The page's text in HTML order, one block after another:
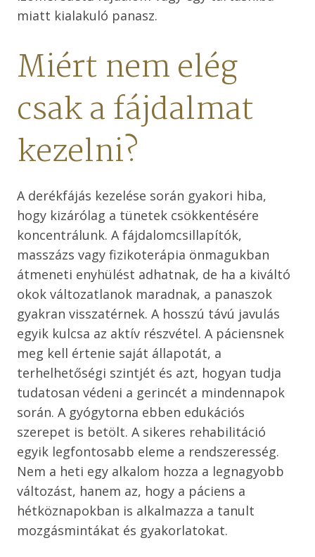
miatt kialakuló panasz.
Miért nem elég
csak a fájdalmat
kezelni?
A derékfájás kezelése során gyakori hiba,
hogy kizárólag a tünetek csökkentésére
koncentrálunk. A fájdalomcsillapítók,
masszázs vagy fizikoterápia önmagukban
átmeneti enyhülést adhatnak, de ha a kiváltó
okok változatlanok maradnak, a panaszok
gyakran visszatérnek. A hosszú távú javulás
egyik kulcsa az aktív részvétel. A páciensnek
meg kell értenie saját állapotát, a
terhelhetőségi szintjét és azt, hogyan tudja
tudatosan védeni a gerincét a mindennapok
során. A gyógytorna ebben edukációs
szerepet is betölt. A sikeres rehabilitáció
egyik legfontosabb eleme a rendszeresség.
Nem a heti egy alkalom hozza a legnagyobb
változást, hanem az, hogy a páciens a
hétköznapokban is alkalmazza a tanult
mozgásmintákat és gyakorlatokat.